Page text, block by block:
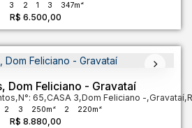
R$ 6.500,00
3 2 1 3 347m²
Dom Feliciano - Gravataí
R$ 8.880,00
,N°: 65,CASA 3,Dom Feliciano ,Gravataí,
2 3 250m² 2 220m²